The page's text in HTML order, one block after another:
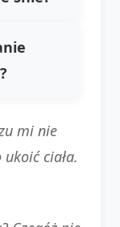
mi nie
ciała.